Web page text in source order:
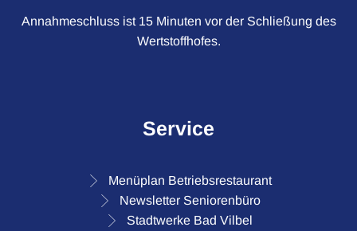
Annahmeschluss ist 15 Minuten vor der Schließung des
Wertstoffhofes.
Service
Menüplan Betriebsrestaurant
Newsletter Seniorenbüro
Stadtwerke Bad Vilbel